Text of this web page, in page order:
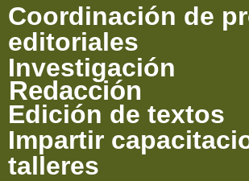
Coordinación de
editoriales
Investigación
Redacción
Edición de textos
Impartir
talleres